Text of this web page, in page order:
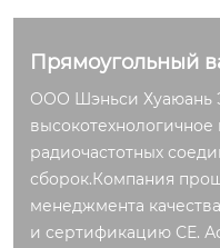
Прямоугольный
ООО Шэньси Хуаюань
радиочастотных
сборок.Компания
менеджмента
и сертификацию СЕ.